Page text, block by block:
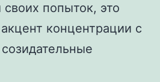
попыток, это
концентрации с